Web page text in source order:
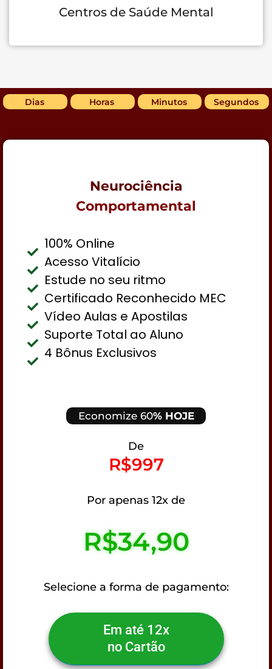
Centros de Saúde Mental
Dias Horas Minutos Segundos
Neurociência
Comportamental
100% Online
Acesso Vitalício
Estude no seu ritmo
Certificado Reconhecido MEC
Vídeo Aulas e Apostilas
Suporte Total ao Aluno
4 Bônus Exclusivos
Economize 60% HOJE
De
R$997
Por apenas 12x de
R$34,90
Selecione a forma de pagamento:
Em até 12x
no Cartão